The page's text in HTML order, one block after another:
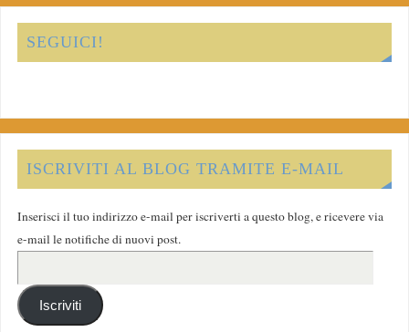
SEGUICI!
ISCRIVITI AL BLOG TRAMITE E-MAIL
Inserisci il tuo indirizzo e-mail per iscriverti a questo blog, e ricevere via
e-mail le notifiche di nuovi post.
Iscriviti